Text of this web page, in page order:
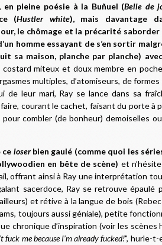
en pleine poésie à la Buñuel (Belle de
(Hustler white), mais davantage
le chômage et la précarité saborder
homme essayant de s’en sortir
sa maison, planche par planche)
costard miteux et doux membre en
multiples, d’atomiseurs, de
de leur mari, Ray se lance dans sa
courant le cachet, faisant du porte à
combler (de bonheur) demoiselles
ce loser bien gaulé (comme quoi les
en bête de scène) et
offrant ainsi à Ray une interprétation
sacerdoce, Ray se retrouve épaulé
et rétive à la langue de bois
toujours aussi géniale), petite
chronique d’inspiration (voir les scènes
fuck me because I’m already fucked!", hurle-t-